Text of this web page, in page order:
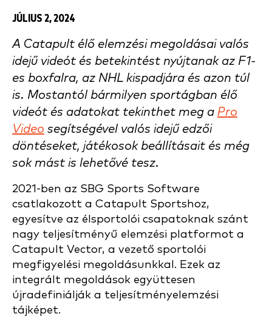
JÚLIUS 2, 2024
A Catapult élő elemzési megoldásai valós
idejű videót és betekintést nyújtanak az F1-
es boxfalra, az NHL kispadjára és azon túl
is. Mostantól bármilyen sportágban élő
videót és adatokat tekinthet meg a Pro
Video segítségével valós idejű edzői
döntéseket, játékosok beállításait és még
sok mást is lehetővé tesz.
2021-ben az SBG Sports Software
csatlakozott a Catapult Sportshoz,
egyesítve az élsportolói csapatoknak szánt
nagy teljesítményű elemzési platformot a
Catapult Vector, a vezető sportolói
megfigyelési megoldásunkkal. Ezek az
integrált megoldások együttesen
újradefiniálják a teljesítményelemzési
tájképet.